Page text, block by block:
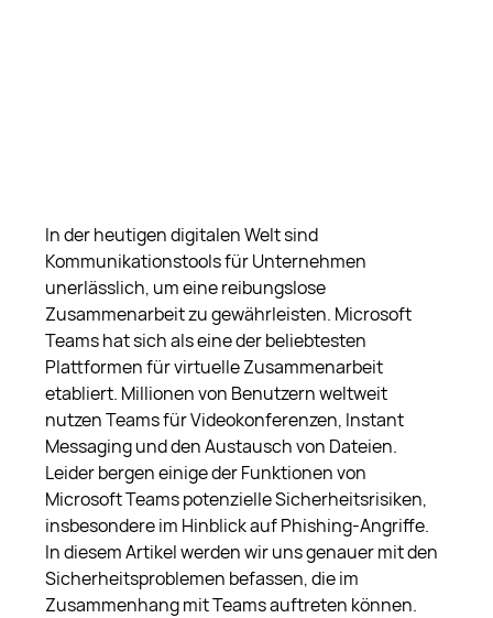
In der heutigen digitalen Welt sind
Kommunikationstools für Unternehmen
unerlässlich, um eine reibungslose
Zusammenarbeit zu gewährleisten. Microsoft
Teams hat sich als eine der beliebtesten
Plattformen für virtuelle Zusammenarbeit
etabliert. Millionen von Benutzern weltweit
nutzen Teams für Videokonferenzen, Instant
Messaging und den Austausch von Dateien.
Leider bergen einige der Funktionen von
Microsoft Teams potenzielle Sicherheitsrisiken,
insbesondere im Hinblick auf Phishing-Angriffe.
In diesem Artikel werden wir uns genauer mit den
Sicherheitsproblemen befassen, die im
Zusammenhang mit Teams auftreten können.